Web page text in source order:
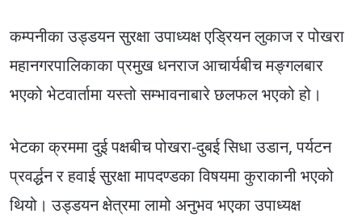
कम्पनीका उड्डयन सुरक्षा उपाध्यक्ष एड्रियन लुकाज र पोखरा
महानगरपालिकाका प्रमुख धनराज आचार्यबीच मङ्गलबार
भएको भेटवार्तामा यस्तो सम्भावनाबारे छलफल भएको हो।
भेटका क्रममा दुई पक्षबीच पोखरा-दुबई सिधा उडान, पर्यटन
प्रवर्द्धन र हवाई सुरक्षा मापदण्डका विषयमा कुराकानी भएको
थियो। उड्डयन क्षेत्रमा लामो अनुभव भएका उपाध्यक्ष